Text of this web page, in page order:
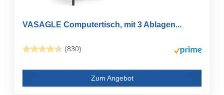
VASAGLE Computertisch, mit 3 Ablagen...
(830)
Zum Angebot